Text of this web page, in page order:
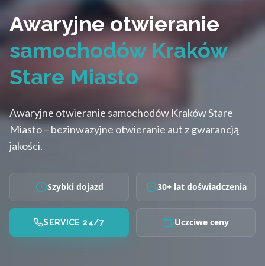
Awaryjne otwieranie
samochodów Kraków
Stare Miasto
Awaryjne otwieranie samochodów Kraków Stare
Miasto – bezinwazyjne otwieranie aut z gwarancją
jakości.
Szybki dojazd 30+ lat doświadczenia
SERVICE 24/7 Uczciwe ceny